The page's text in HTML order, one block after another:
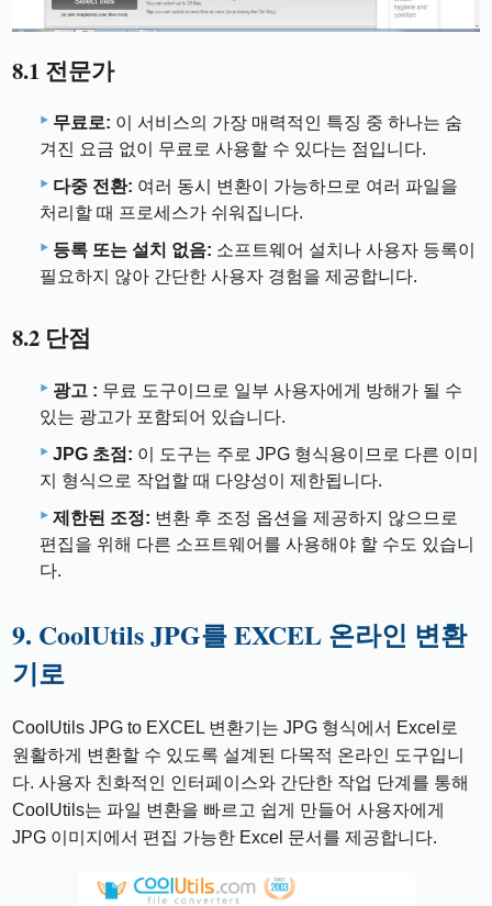
8.1 전문가
무료로: 이 서비스의 가장 매력적인 특징 중 하나는 숨
겨진 요금 없이 무료로 사용할 수 있다는 점입니다.
다중 전환: 여러 동시 변환이 가능하므로 여러 파일을
처리할 때 프로세스가 쉬워집니다.
등록 또는 설치 없음: 소프트웨어 설치나 사용자 등록이
필요하지 않아 간단한 사용자 경험을 제공합니다.
8.2 단점
광고 : 무료 도구이므로 일부 사용자에게 방해가 될 수
있는 광고가 포함되어 있습니다.
JPG 초점: 이 도구는 주로 JPG 형식용이므로 다른 이미
지 형식으로 작업할 때 다양성이 제한됩니다.
제한된 조정: 변환 후 조정 옵션을 제공하지 않으므로
편집을 위해 다른 소프트웨어를 사용해야 할 수도 있습니
다.
9. CoolUtils JPG를 EXCEL 온라인 변환
기로
CoolUtils JPG to EXCEL 변환기는 JPG 형식에서 Excel로
원활하게 변환할 수 있도록 설계된 다목적 온라인 도구입니
다. 사용자 친화적인 인터페이스와 간단한 작업 단계를 통해
CoolUtils는 파일 변환을 빠르고 쉽게 만들어 사용자에게
JPG 이미지에서 편집 가능한 Excel 문서를 제공합니다.